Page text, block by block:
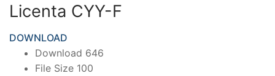
Licenta CYY-F
DOWNLOAD
Download 646
File Size 100